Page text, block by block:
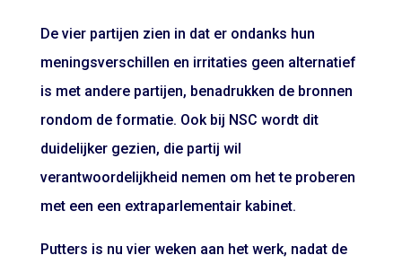
De vier partijen zien in dat er ondanks hun
meningsverschillen en irritaties geen alternatief
is met andere partijen, benadrukken de bronnen
rondom de formatie. Ook bij NSC wordt dit
duidelijker gezien, die partij wil
verantwoordelijkheid nemen om het te proberen
met een een extraparlementair kabinet.
Putters is nu vier weken aan het werk, nadat de